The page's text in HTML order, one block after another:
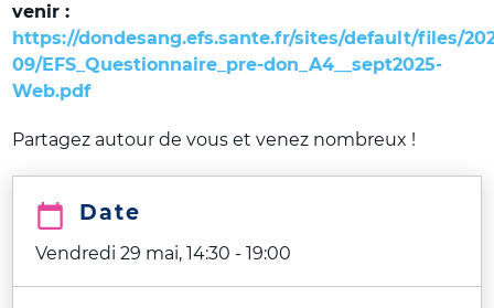
venir :
https://dondesang.efs.sante.fr/sites/default/files/
09/EFS_Questionnaire_pre-don_A4__sept2025-
Web.pdf
Partagez autour de vous et venez nombreux !
Date
Vendredi 29 mai, 14:30 -19:00